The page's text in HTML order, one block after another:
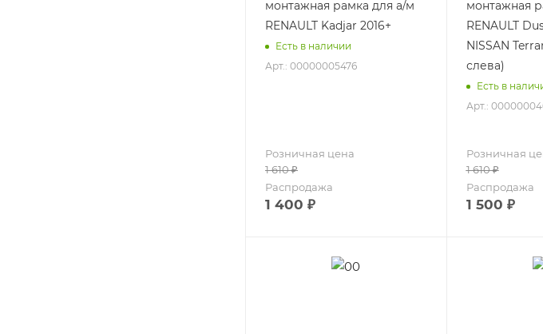
монтажная рамка для а/м
RENAULT Kadjar 2016+
Есть в наличии
Арт.: 00000005476
Розничная цена
1 610₽
Распродажа
1 400 ₽
монтажная
RENAULT
NISSAN
слева)
Есть в
Арт.:
Розничная
1 610₽
Распродажа
1 500 ₽